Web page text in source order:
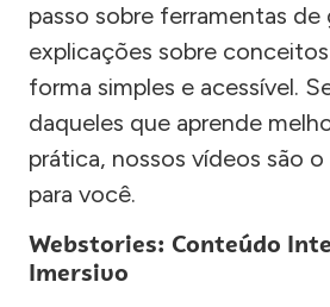
passo sobre ferramentas
explicações sobre
forma simples e acessível.
daqueles que aprende
prática, nossos vídeos são
para você.
Webstories: Conteúdo
Imersivo